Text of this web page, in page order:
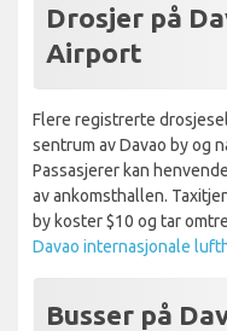
Drosjer på
Airport
Flere registrerte
sentrum av Davao by og
Passasjerer kan
av ankomsthallen.
by koster $10 og tar
Davao internasjonale
Busser på